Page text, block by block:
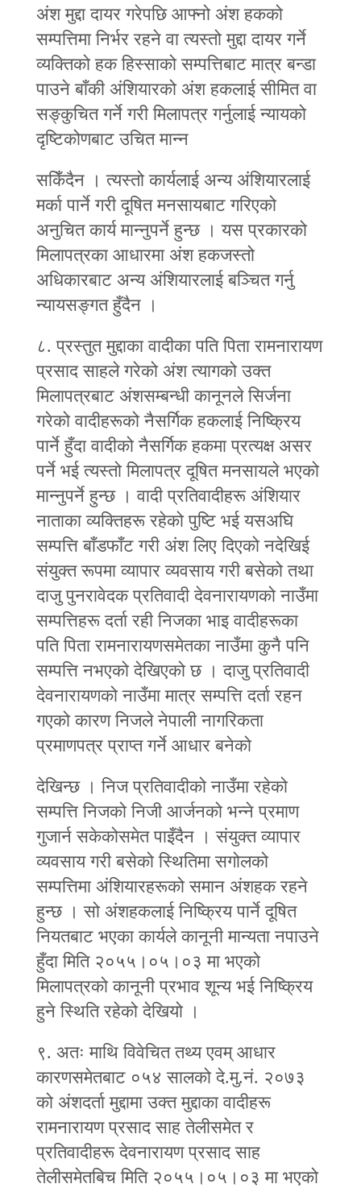
अंश मुद्दा दायर गरेपछि आफ्नो अंश हकको
सम्पत्तिमा निर्भर रहने वा त्यस्तो मुद्दा दायर गर्ने
व्यक्तिको हक हिस्साको सम्पत्तिबाट मात्र बन्डा
पाउने बाँकी अंशियारको अंश हकलाई सीमित वा
सङ्कुचित गर्ने गरी मिलापत्र गर्नुलाई न्यायको
दृष्टिकोणबाट उचित मान्‍न
सकिँदैन । त्यस्तो कार्यलाई अन्य अंशियारलाई
मर्का पार्ने गरी दूषित मनसायबाट गरिएको
अनुचित कार्य मान्‍नुपर्ने हुन्छ । यस प्रकारको
मिलापत्रका आधारमा अंश हकजस्तो
अधिकारबाट अन्य अंशियारलाई बञ्‍चित गर्नु
न्यायसङ्गत हुँदैन ।
८. प्रस्तुत मुद्दाका वादीका पति पिता रामनारायण
प्रसाद साहले गरेको अंश त्यागको उक्त
मिलापत्रबाट अंशसम्बन्धी कानूनले सिर्जना
गरेको वादीहरूको नैसर्गिक हकलाई निष्क्रिय
पार्ने हुँदा वादीको नैसर्गिक हकमा प्रत्यक्ष असर
पर्ने भई त्यस्तो मिलापत्र दूषित मनसायले भएको
मान्‍नुपर्ने हुन्छ । वादी प्रतिवादीहरू अंशियार
नाताका व्यक्तिहरू रहेको पुष्टि भई यसअघि
सम्पत्ति बाँडफाँट गरी अंश लिए दिएको नदेखिई
संयुक्त रूपमा व्यापार व्यवसाय गरी बसेको तथा
दाजु पुनरावेदक प्रतिवादी देवनारायणको नाउँमा
सम्पत्तिहरू दर्ता रही निजका भाइ वादीहरूका
पति पिता रामनारायणसमेतका नाउँमा कुनै पनि
सम्पत्ति नभएको देखिएको छ । दाजु प्रतिवादी
देवनारायणको नाउँमा मात्र सम्पत्ति दर्ता रहन
गएको कारण निजले नेपाली नागरिकता
प्रमाणपत्र प्राप्त गर्ने आधार बनेको
देखिन्छ । निज प्रतिवादीको नाउँमा रहेको
सम्पत्ति निजको निजी आर्जनको भन्‍ने प्रमाण
गुजार्न सकेकोसमेत पाइँदैन । संयुक्त व्यापार
व्यवसाय गरी बसेको स्थितिमा सगोलको
सम्पत्तिमा अंशियारहरूको समान अंशहक रहने
हुन्छ । सो अंशहकलाई निष्क्रिय पार्ने दूषित
नियतबाट भएका कार्यले कानूनी मान्यता नपाउने
हुँदा मिति २०५५।०५।०३ मा भएको
मिलापत्रको कानूनी प्रभाव शून्य भई निष्क्रिय
हुने स्थिति रहेको देखियो ।
९. अतः माथि विवेचित तथ्य एवम् आधार
कारणसमेतबाट ०५४ सालको दे.मु.नं. २०७३
को अंशदर्ता मुद्दामा उक्त मुद्दाका वादीहरू
रामनारायण प्रसाद साह तेलीसमेत र
प्रतिवादीहरू देवनारायण प्रसाद साह
तेलीसमेतबिच मिति २०५५।०५।०३ मा भएको